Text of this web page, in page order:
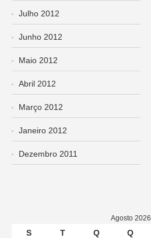
Julho 2012
Junho 2012
Maio 2012
Abril 2012
Março 2012
Janeiro 2012
Dezembro 2011
Agosto 2026
S T Q Q